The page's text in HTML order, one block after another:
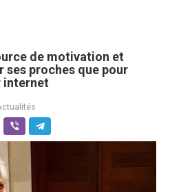
de motivation et
ses proches que pour
internet